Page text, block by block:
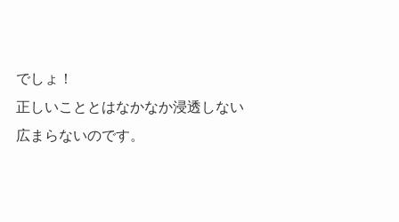
でしょ！
正しいこととはなかなか浸透しない
広まらないのです。